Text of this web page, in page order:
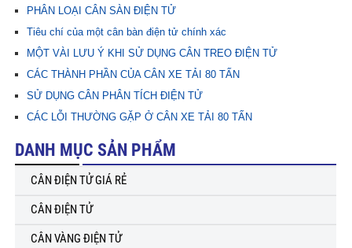
PHÂN LOẠI CÂN SÀN ĐIỆN TỬ
Tiêu chí của một cân bàn điện tử chính xác
MỘT VÀI LƯU Ý KHI SỬ DỤNG CÂN TREO ĐIỆN TỬ
CÁC THÀNH PHẦN CỦA CÂN XE TẢI 80 TẤN
SỬ DỤNG CÂN PHÂN TÍCH ĐIỆN TỬ
CÁC LỖI THƯỜNG GẶP Ở CÂN XE TẢI 80 TẤN
DANH MỤC SẢN PHẨM
CÂN ĐIỆN TỬ GIÁ RẺ
CÂN ĐIỆN TỬ
CÂN VÀNG ĐIỆN TỬ